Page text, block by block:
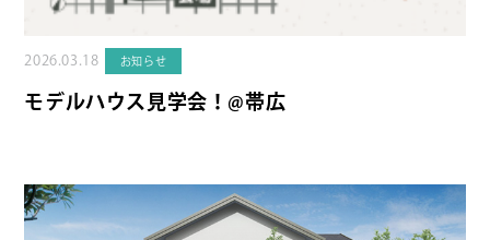
2026.03.18 お知らせ
モデルハウス見学会！@帯広